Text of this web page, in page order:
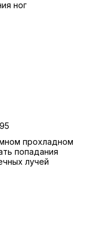
ног
прохладном
попадания
лучей